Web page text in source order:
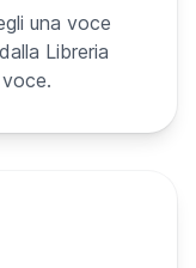
una voce
Libreria